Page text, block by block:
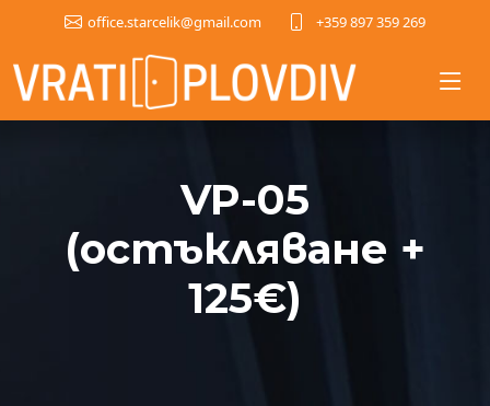
office.starcelik@gmail.com +359 897 359 269
VP-05
(остъкляване +
125€)